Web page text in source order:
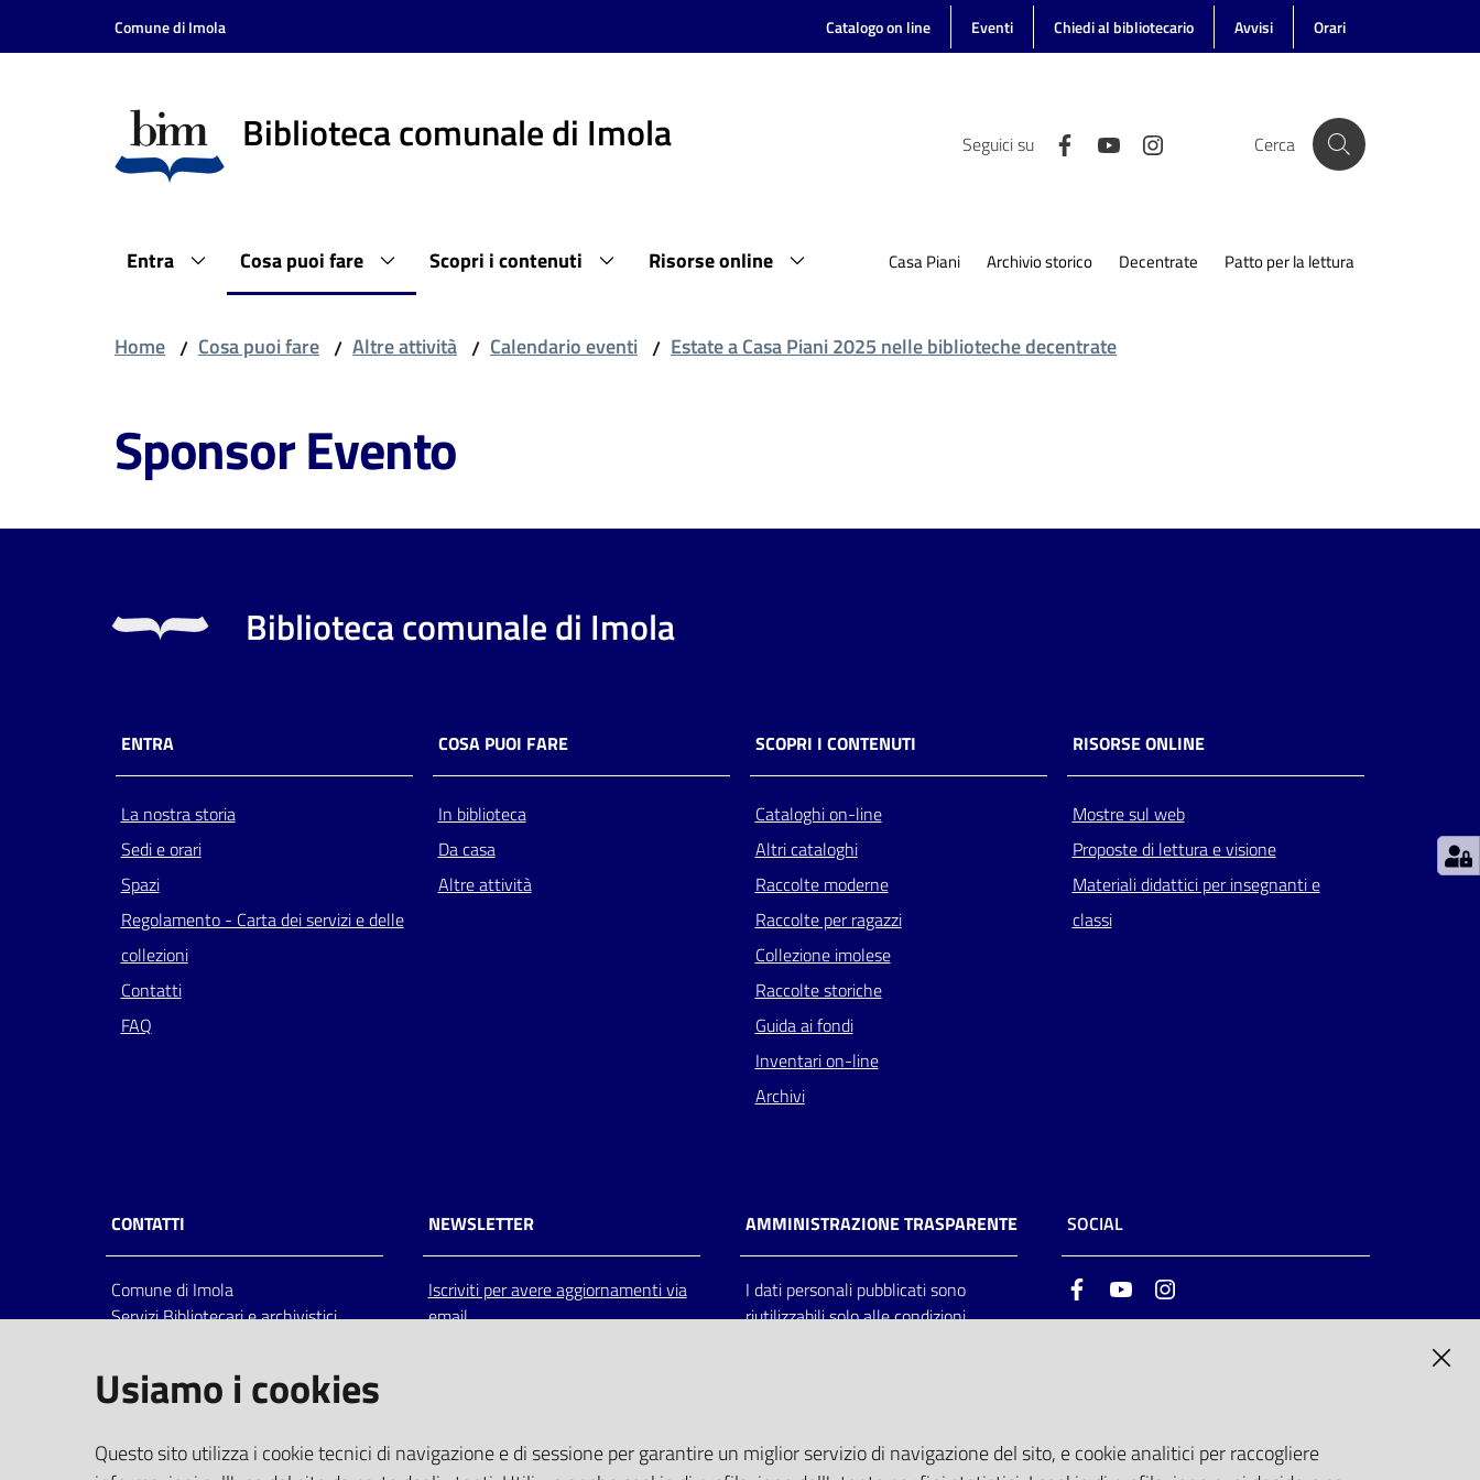
Vai al contenuto
Vai alla navigazione
Comune di Imola Catalogo on line Eventi Chiedi al bibliotecario Avvisi Orari
Biblioteca comunale di Imola Seguici su Cerca
Entra Cosa puoi fare Scopri i contenuti Risorse online Casa Piani Archivio storico Decentrate Patto per la lettura
Home / Cosa puoi fare / Altre attività / Calendario eventi / Estate a Casa Piani 2025 nelle biblioteche decentrate
Sponsor Evento
Biblioteca comunale di Imola
ENTRA
La nostra storia
Sedi e orari
Spazi
Regolamento - Carta dei servizi e delle
collezioni
Contatti
FAQ
COSA PUOI FARE
In biblioteca
Da casa
Altre attività
SCOPRI I CONTENUTI
Cataloghi on-line
Altri cataloghi
Raccolte moderne
Raccolte per ragazzi
Collezione imolese
Raccolte storiche
Guida ai fondi
Inventari on-line
Archivi
RISORSE ONLINE
Mostre sul web
Proposte di lettura e visione
Materiali didattici per insegnanti e
classi
CONTATTI
Comune di Imola
Servizi Bibliotecari e archivistici
Italia
centralino: tel 0542.6026.36 fax
bim@comune.imola.bo.it
PEC
NEWSLETTER
Iscriviti per avere aggiornamenti via
email
AMMINISTRAZIONE TRASPARENTE
I dati personali pubblicati sono
riutilizzabili solo alle condizioni
SOCIAL
FacebookYoutube
Usiamo i cookies
Questo sito utilizza i cookie tecnici di navigazione e di sessione per garantire un miglior servizio di navigazione del sito, e cookie analitici per raccogliere